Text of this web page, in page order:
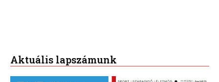
Aktuális lapszámunk